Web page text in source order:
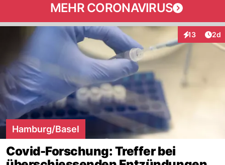
MEHR CORONAVIRUS
13
Interaktionen
2d
Hamburg/Basel
Covid-Forschung: Treffer bei